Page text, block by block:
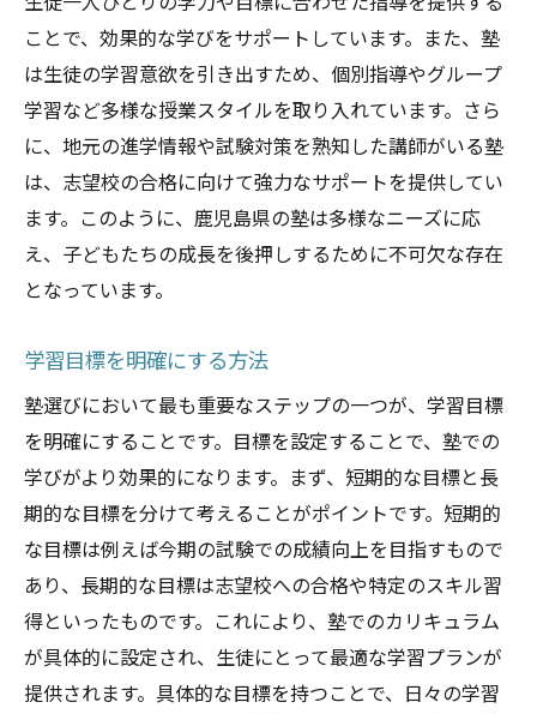
見学と面談の重要性
家族や友人の意見の取り入れ方
塾選びのための情報整理術
鹿児島県でおすすめの塾が提供する独自の学習
スタイル
個別指導と集団指導の違い
自主性を育む学習プログラム
鹿児島県で注目される新しい学習法
塾ごとの特色ある指導法
流行の学習スタイルとその効果
鹿児島県で評判の塾が持つ共通の強みとは
経験豊富な講師陣の存在
生徒の成績向上事例の数々
地域との密接な連携
ユニークな学習支援制度
個々のニーズに応じた柔軟な対応
ことで、効果的な学びをサポートしています。また、塾
は生徒の学習意欲を引き出すため、個別指導やグループ
学習など多様な授業スタイルを取り入れています。さら
に、地元の進学情報や試験対策を熟知した講師がいる塾
は、志望校の合格に向けて強力なサポートを提供してい
ます。このように、鹿児島県の塾は多様なニーズに応
え、子どもたちの成長を後押しするために不可欠な存在
となっています。
学習目標を明確にする方法
塾選びにおいて最も重要なステップの一つが、学習目標
を明確にすることです。目標を設定することで、塾での
学びがより効果的になります。まず、短期的な目標と長
期的な目標を分けて考えることがポイントです。短期的
な目標は例えば今期の試験での成績向上を目指すもので
あり、長期的な目標は志望校への合格や特定のスキル習
得といったものです。これにより、塾でのカリキュラム
が具体的に設定され、生徒にとって最適な学習プランが
提供されます。具体的な目標を持つことで、日々の学習